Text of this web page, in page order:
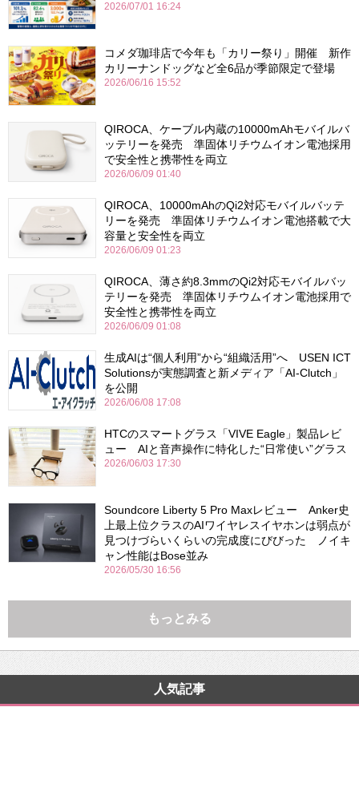
2026/07/01 16:24
コメダ珈琲店で今年も「カリー祭り」開催 新作
カリーナンドッグなど全6品が季節限定で登場
2026/06/16 15:52
QIROCA、ケーブル内蔵の10000mAhモバイルバ
ッテリーを発売 準固体リチウムイオン電池採用
で安全性と携帯性を両立
2026/06/09 01:40
QIROCA、10000mAhのQi2対応モバイルバッテ
リーを発売 準固体リチウムイオン電池搭載で大
容量と安全性を両立
2026/06/09 01:23
QIROCA、薄さ約8.3mmのQi2対応モバイルバッ
テリーを発売 準固体リチウムイオン電池採用で
安全性と携帯性を両立
2026/06/09 01:08
生成AIは“個人利用”から“組織活用”へ USEN ICT
Solutionsが実態調査と新メディア「AI-Clutch」
を公開
2026/06/08 17:08
HTCのスマートグラス「VIVE Eagle」製品レビ
ュー AIと音声操作に特化した“日常使い”グラス
2026/06/03 17:30
Soundcore Liberty 5 Pro Maxレビュー Anker史
上最上位クラスのAIワイヤレスイヤホンは弱点が
見つけづらいくらいの完成度にびびった ノイキ
ャン性能はBose並み
2026/05/30 16:56
もっとみる
人気記事